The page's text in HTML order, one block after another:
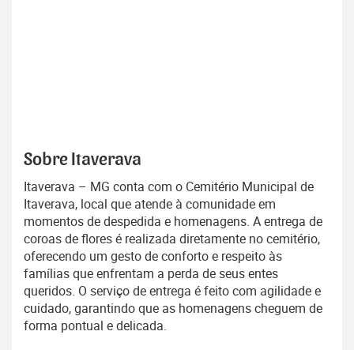
Sobre Itaverava
Itaverava – MG conta com o Cemitério Municipal de
Itaverava, local que atende à comunidade em
momentos de despedida e homenagens. A entrega de
coroas de flores é realizada diretamente no cemitério,
oferecendo um gesto de conforto e respeito às
famílias que enfrentam a perda de seus entes
queridos. O serviço de entrega é feito com agilidade e
cuidado, garantindo que as homenagens cheguem de
forma pontual e delicada.